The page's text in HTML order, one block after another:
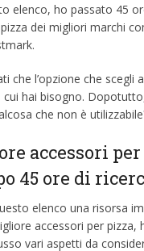
elenco, ho passato 45
dei migliori marchi
che l’opzione che scegli
cui hai bisogno.
che non è
accessori
45 ore di
elenco una risorsa
accessori per
vari aspetti da